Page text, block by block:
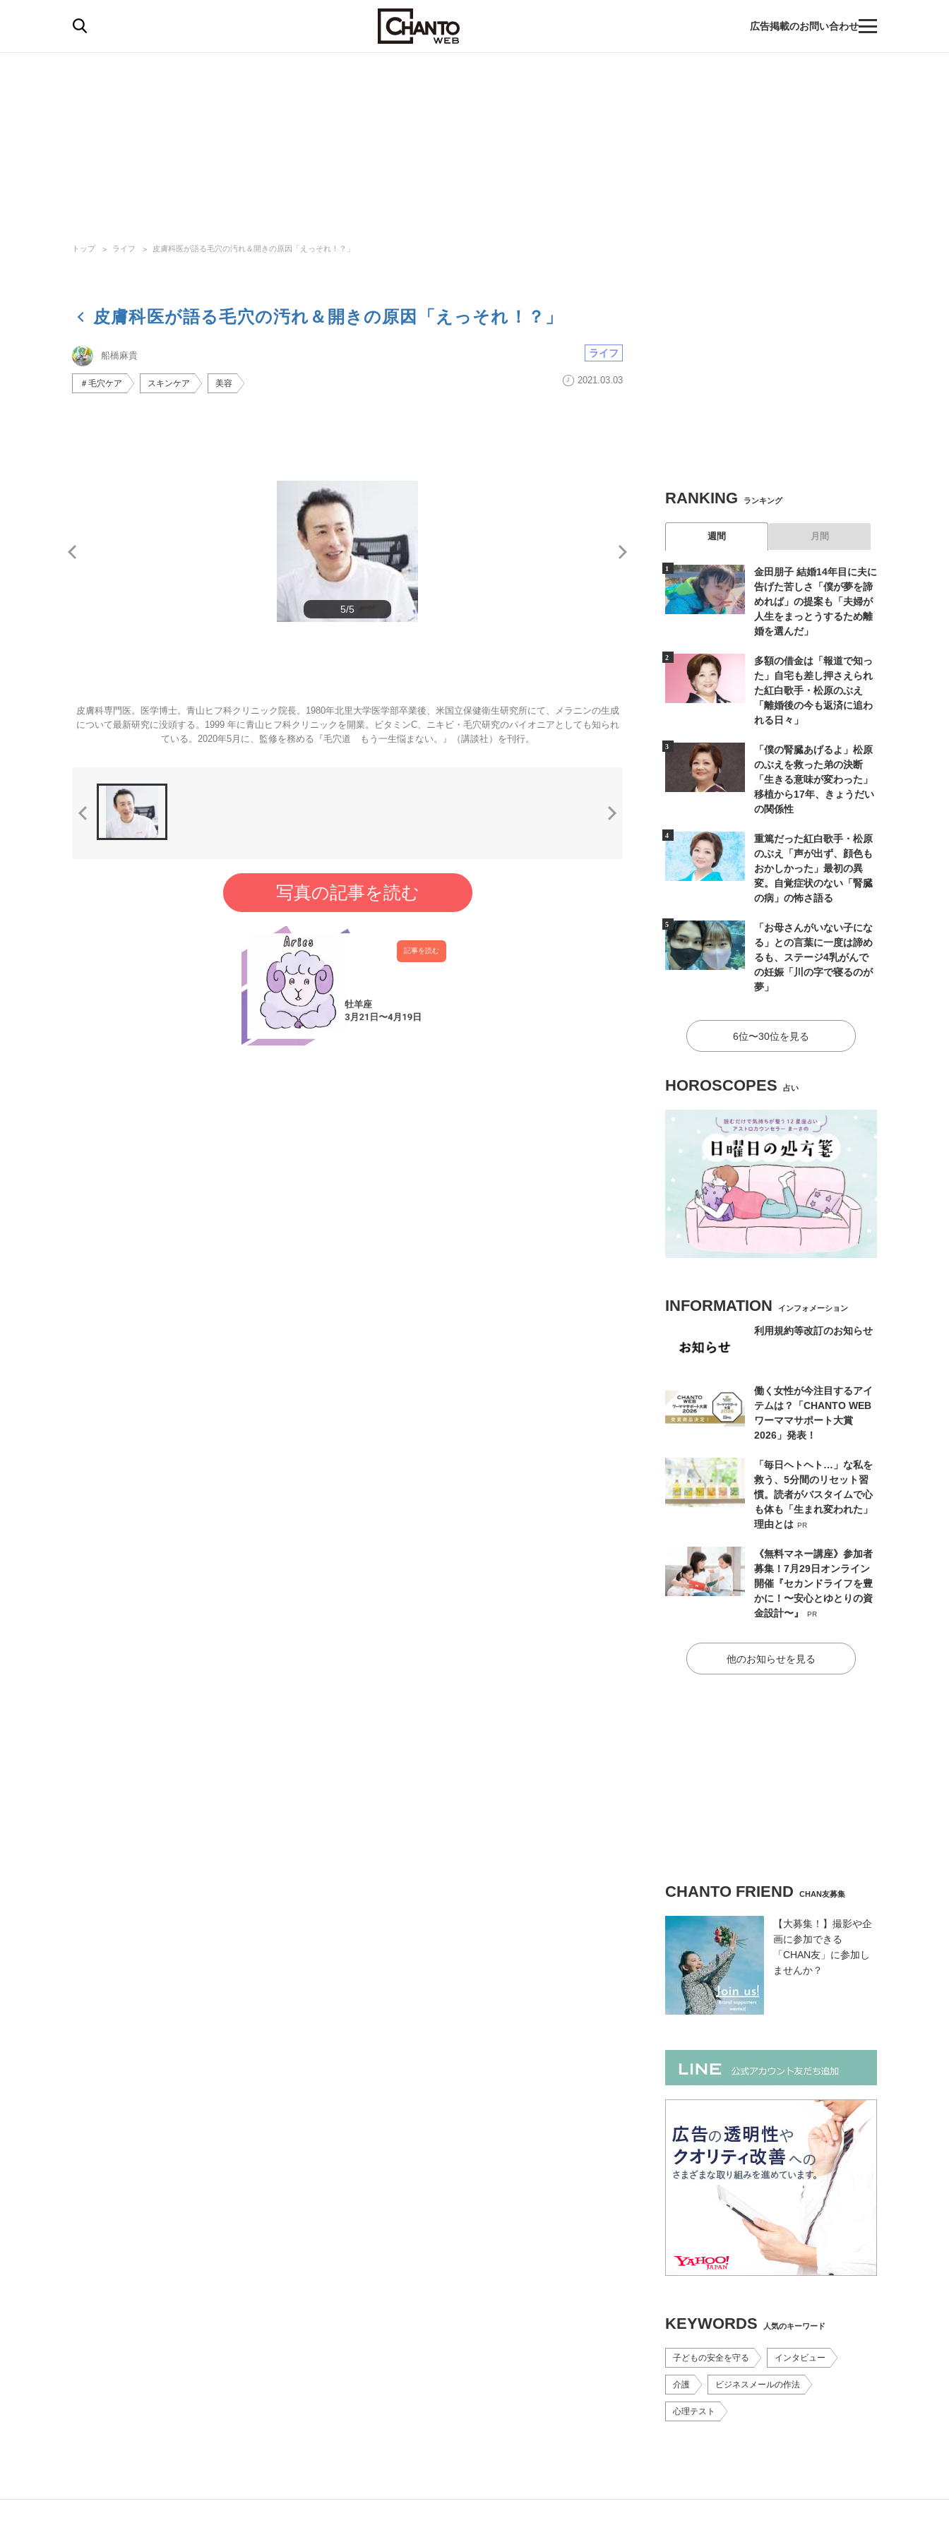
広告掲載のお問い合わせ
トップ ライフ 皮膚科医が語る毛穴の汚れ＆開きの原因「えっそれ！？」
皮膚科医が語る毛穴の汚れ＆開きの原因「えっそれ！？」
船橋麻貴 ライフ
＃毛穴ケア スキンケア 美容 2021.03.03
5/5
皮膚科専門医。医学博士。青山ヒフ科クリニック院長。1980年北里大学医学部卒業後、米国立保健衛生研究所にて、メラニンの生成
について最新研究に没頭する。1999 年に青山ヒフ科クリニックを開業。ビタミンC、ニキビ・毛穴研究のパイオニアとしても知られ
ている。2020年5月に、監修を務める『毛穴道 もう一生悩まない。』（講談社）を刊行。
写真の記事を読む
記事を読む
RANKING ランキング
週間 月間
金田朋子 結婚14年目に夫に
告げた苦しさ「僕が夢を諦
めれば」の提案も「夫婦が
人生をまっとうするため離
婚を選んだ」
多額の借金は「報道で知っ
た」自宅も差し押さえられ
た紅白歌手・松原のぶえ
「離婚後の今も返済に追わ
れる日々」
「僕の腎臓あげるよ」松原
のぶえを救った弟の決断
「生きる意味が変わった」
移植から17年、きょうだい
の関係性
重篤だった紅白歌手・松原
のぶえ「声が出ず、顔色も
おかしかった」最初の異
変。自覚症状のない「腎臓
の病」の怖さ語る
「お母さんがいない子にな
る」との言葉に一度は諦め
るも、ステージ4乳がんで
の妊娠「川の字で寝るのが
夢」
6位〜30位を見る
HOROSCOPES 占い
INFORMATION インフォメーション
利用規約等改訂のお知らせ
働く女性が今注目するアイ
テムは？「CHANTO WEB
ワーママサポート大賞
2026」発表！
「毎日ヘトヘト…」な私を
救う、5分間のリセット習
慣。読者がバスタイムで心
も体も「生まれ変われた」
理由とは PR
《無料マネー講座》参加者
募集！7月29日オンライン
開催『セカンドライフを豊
かに！〜安心とゆとりの資
金設計〜』
PR
他のお知らせを見る
CHANTO FRIEND CHAN友募集
【大募集！】撮影や企
画に参加できる
「CHAN友」に参加し
ませんか？
KEYWORDS 人気のキーワード
子どもの安全を守る インタビュー
介護 ビジネスメールの作法
心理テスト